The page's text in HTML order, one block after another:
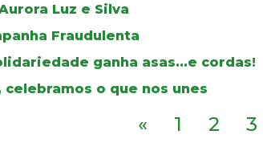
Luz e Silva
Fraudulenta
ganha asas...e cordas!
celebramos o que nos unes
« 1 2 3